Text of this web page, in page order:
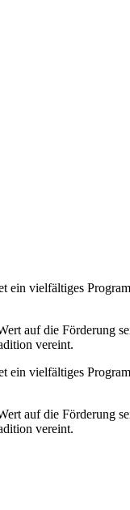
vielfältiges
auf die Förderung
vereint.
vielfältiges
auf die Förderung
vereint.